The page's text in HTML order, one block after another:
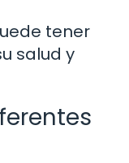
tener
salud y